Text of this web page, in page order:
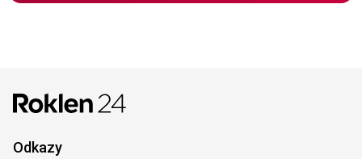
Odkazy